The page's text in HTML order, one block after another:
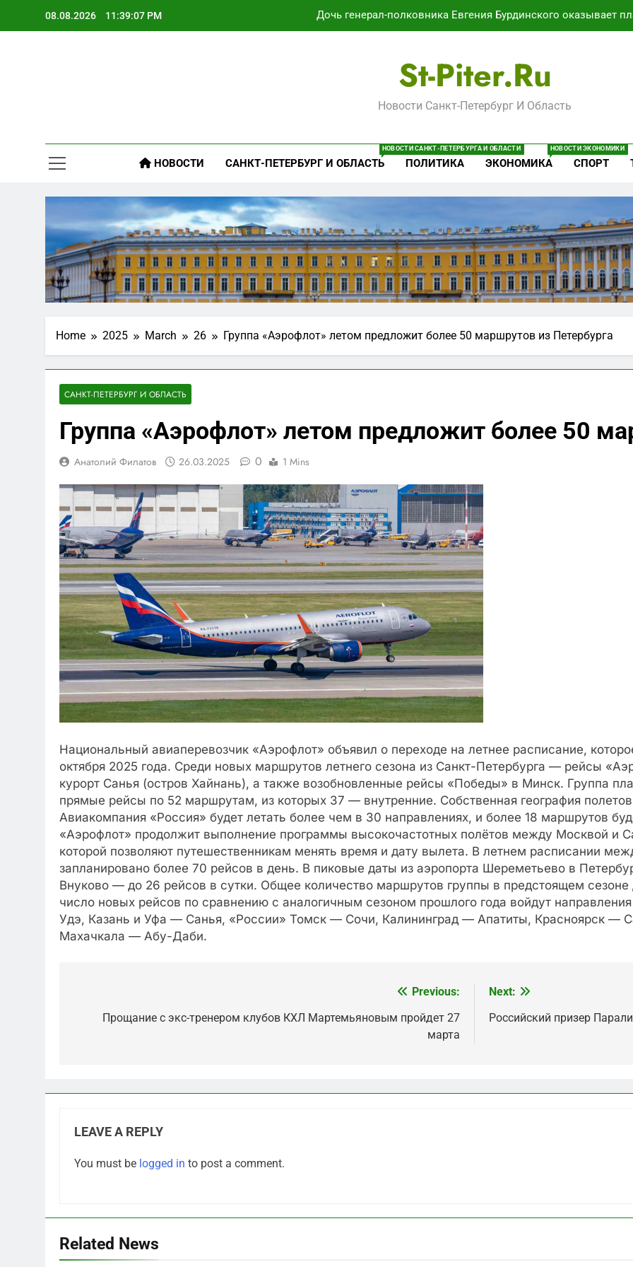
08.08.2026 11:39:08 PM
Дочь генерал-полковника Евгения Бурдинского оказывает
Путёвки есть – мест нет:
Минпромторг потребовал данные о складах с военной
В Воронеже участников СВО берут на
Путёвки есть – мест нет:
St-Piter.ru
Новости Санкт-Петербург И Область
НОВОСТИ САНКТ-ПЕТЕРБУРГ И ОБЛАСТЬ
НОВОСТИ САНКТ-ПЕТЕРБУРГА И ОБЛАСТИ
ПОЛИТИКА ЭКОНОМИКА
НОВОСТИ ЭКОНОМИКИ
СПОРТ
Home 2025 March 26 Группа «Аэрофлот» летом предложит более 50 маршрутов из Петербурга
САНКТ-ПЕТЕРБУРГ И ОБЛАСТЬ
Группа «Аэрофлот» летом предложит более 50
Анатолий Филатов 26.03.2025 0 1 Mins
Национальный авиаперевозчик «Аэрофлот» объявил о переходе на летнее расписание,
октября 2025 года. Среди новых маршрутов летнего сезона из Санкт-Петербурга — рейсы
курорт Санья (остров Хайнань), а также возобновленные рейсы «Победы» в Минск. Группа
прямые рейсы по 52 маршрутам, из которых 37 — внутренние. Собственная география
Авиакомпания «Россия» будет летать более чем в 30 направлениях, и более 18 маршрутов
«Аэрофлот» продолжит выполнение программы высокочастотных полётов между Москвой и
которой позволяют путешественникам менять время и дату вылета. В летнем расписании
запланировано более 70 рейсов в день. В пиковые даты из аэропорта Шереметьево в
Внуково — до 26 рейсов в сутки. Общее количество маршрутов группы в предстоящем сезоне
число новых рейсов по сравнению с аналогичным сезоном прошлого года войдут
Удэ, Казань и Уфа — Санья, «России» Томск — Сочи, Калининград — Апатиты, Красноярск —
Махачкала — Абу-Даби.
navigation
Previous:
Прощание с экс-тренером клубов КХЛ Мартемьяновым пройдет 27
марта
Next:
Российский призер
LEAVE A REPLY
You must be logged in to post a comment.
Related News
5
Что происходит в
«для защиты Отечества»
6
«500-тонный беспилотник»